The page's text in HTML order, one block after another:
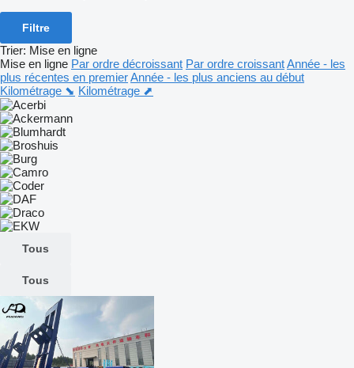
Filtre
Trier: Mise en ligne
Mise en ligne Par ordre décroissant Par ordre croissantAnnée - les
plus récentes en premierAnnée - les plus anciens au début
Kilométrage ⬊ Kilométrage ⬈
Tous
Tous